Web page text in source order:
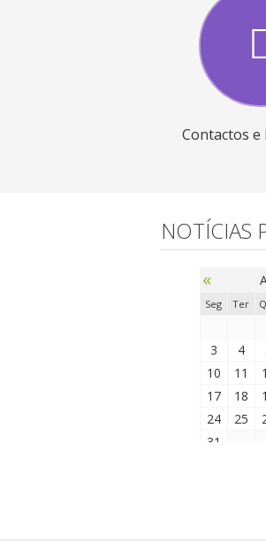
Contactos e
NOTÍCIAS
«
Seg Ter
3
4
10
11
17
18
24
25
31